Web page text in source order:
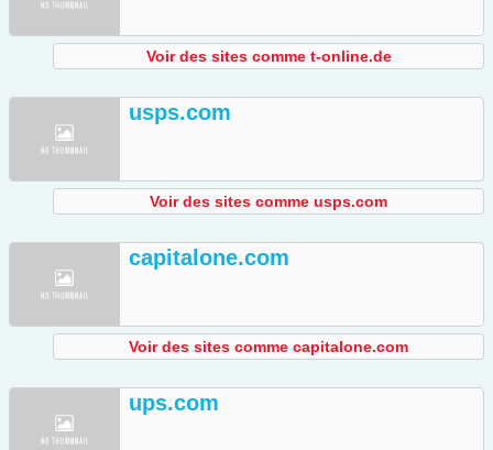
Voir des sites comme t-online.de
usps.com
Voir des sites comme usps.com
capitalone.com
Voir des sites comme capitalone.com
ups.com